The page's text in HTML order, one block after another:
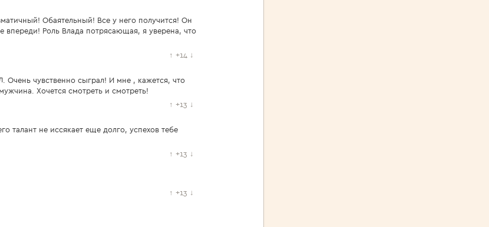
Обаятельный! Все у него получится! Он
впереди! Роль Влада потрясающая, я уверена, что
↑ +14 ↓
Очень чувственно сыграл! И мне , кажется, что
Хочется смотреть и смотреть!
↑ +13 ↓
талант не иссякает еще долго, успехов тебе
↑ +13 ↓
↑ +13 ↓